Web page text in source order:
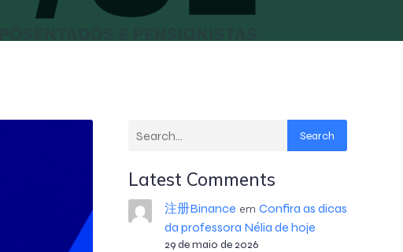
Search
Latest Comments
注册Binance em Confira as dicas
da professora Nélia de hoje
29 de maio de 2026